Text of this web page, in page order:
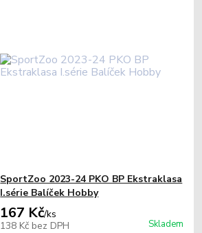
SportZoo 2023-24 PKO BP Ekstraklasa
I.série Balíček Hobby
167 Kč/ks
138 Kč bez DPH Skladem